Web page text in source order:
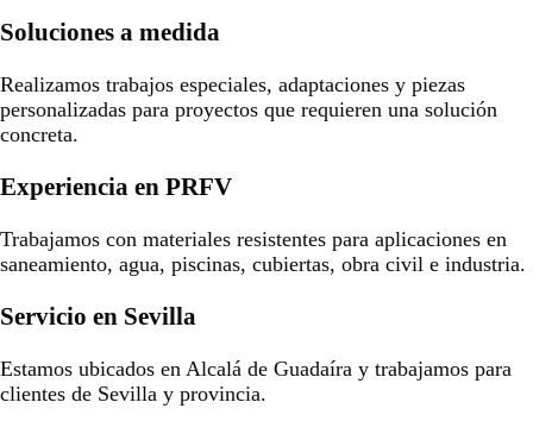
Soluciones a medida
Realizamos trabajos especiales, adaptaciones y piezas
personalizadas para proyectos que requieren una solución
concreta.
Experiencia en PRFV
Trabajamos con materiales resistentes para aplicaciones en
saneamiento, agua, piscinas, cubiertas, obra civil e industria.
Servicio en Sevilla
Estamos ubicados en Alcalá de Guadaíra y trabajamos para
clientes de Sevilla y provincia.